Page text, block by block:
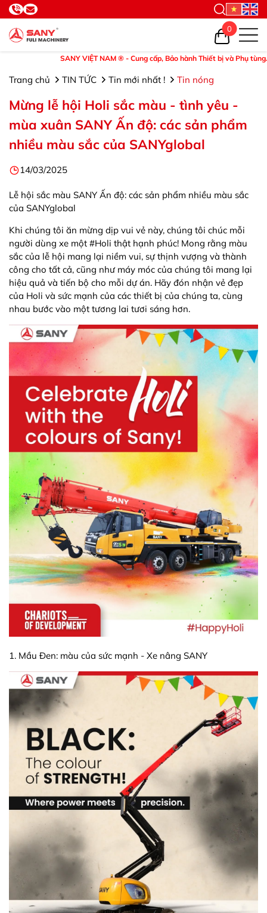
SANY VIỆT NAM ® - Cung cấp, Bảo hành Thiết bị và Phụ tùng. ©Hotline:
0
Trang chủ TIN TỨC Tin mới nhất ! Tin nóng
Mừng lễ hội Holi sắc màu - tình yêu -
mùa xuân SANY Ấn độ: các sản phẩm
nhiều màu sắc của SANYglobal
14/03/2025
Lễ hội sắc màu SANY Ấn độ: các sản phẩm nhiều màu sắc
của SANYglobal
Khi chúng tôi ăn mừng dịp vui vẻ này, chúng tôi chúc mỗi
người dùng xe một #Holi thật hạnh phúc! Mong rằng màu
sắc của lễ hội mang lại niềm vui, sự thịnh vượng và thành
công cho tất cả, cũng như máy móc của chúng tôi mang lại
hiệu quả và tiến bộ cho mỗi dự án. Hãy đón nhận vẻ đẹp
của Holi và sức mạnh của các thiết bị của chúng ta, cùng
nhau bước vào một tương lai tươi sáng hơn.
1. Mầu Đen: màu của sức mạnh - Xe nâng SANY